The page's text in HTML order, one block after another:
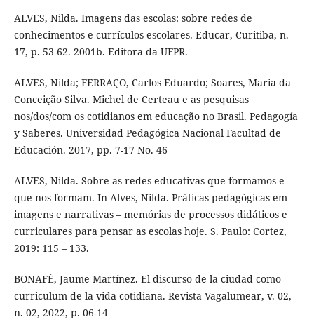
ALVES, Nilda. Imagens das escolas: sobre redes de
conhecimentos e currículos escolares. Educar, Curitiba, n.
17, p. 53-62. 2001b. Editora da UFPR.
ALVES, Nilda; FERRAÇO, Carlos Eduardo; Soares, Maria da
Conceição Silva. Michel de Certeau e as pesquisas
nos/dos/com os cotidianos em educação no Brasil. Pedagogía
y Saberes. Universidad Pedagógica Nacional Facultad de
Educación. 2017, pp. 7-17 No. 46
ALVES, Nilda. Sobre as redes educativas que formamos e
que nos formam. In Alves, Nilda. Práticas pedagógicas em
imagens e narrativas – memórias de processos didáticos e
curriculares para pensar as escolas hoje. S. Paulo: Cortez,
2019: 115 – 133.
BONAFÉ, Jaume Martínez. El discurso de la ciudad como
curriculum de la vida cotidiana. Revista Vagalumear, v. 02,
n. 02, 2022, p. 06-14